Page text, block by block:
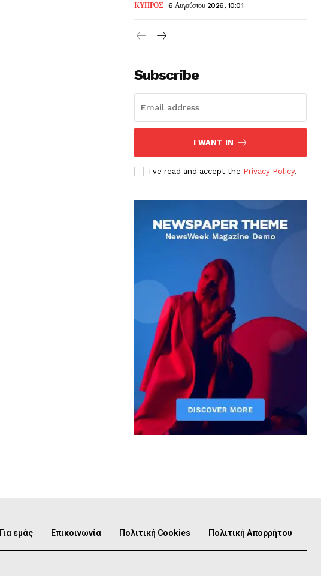
ΚΥΠΡΟΣ 6 Αυγούστου 2026, 10:01
Subscribe
I WANT IN
I've read and accept the Privacy Policy.
Για εμάς Επικοινωνία Πολιτική Cookies Πολιτική Απορρήτου